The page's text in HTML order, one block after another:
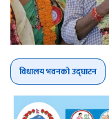
विधालय भवनको उद्घाटन